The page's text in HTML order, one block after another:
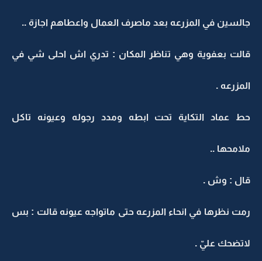
جالسين في المزرعه بعد ماصرف العمال واعطاهم اجازة ..
قالت بعفوية وهي تناظر المكان : تدري اش احلى شي في
المزرعه .
حط عماد التكاية تحت ابطه ومدد رجوله وعيونه تاكل
ملامحها ..
قال : وش .
رمت نظرها في انحاء المزرعه حتى ماتواجه عيونه قالت : بس
لاتضحك عليّ .